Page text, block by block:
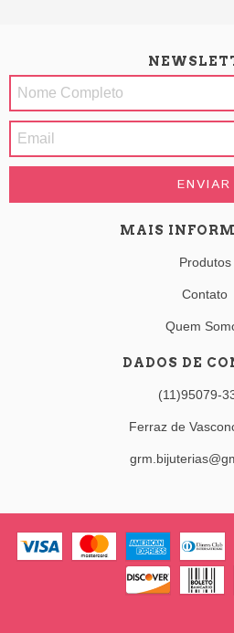
MAIS
Produtos
Contato
Quem
DADOS DE
(11)95079-
Ferraz de